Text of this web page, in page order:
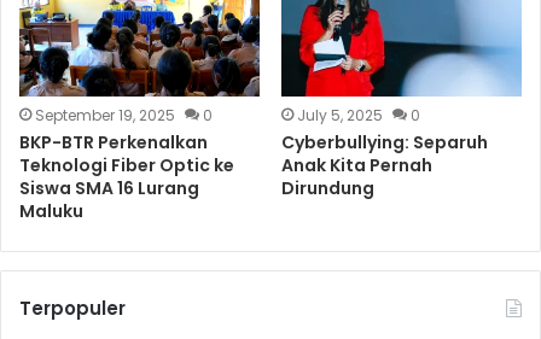
September 19, 2025 0
BKP-BTR Perkenalkan
Teknologi Fiber Optic ke
Siswa SMA 16 Lurang
Maluku
July 5, 2025 0
Cyberbullying: Separuh
Anak Kita Pernah
Dirundung
Terpopuler